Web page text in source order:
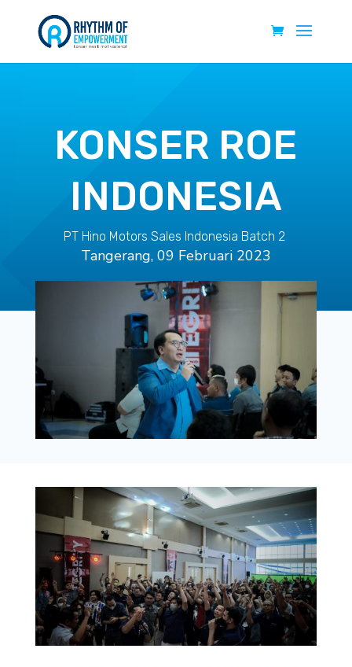
KONSER ROE
INDONESIA
PT Hino Motors Sales Indonesia Batch 2
Tangerang, 09 Februari 2023